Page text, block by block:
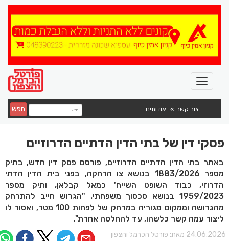
צור קשר אודותינו חפש
פסקי דין של בתי הדין הדתיים הדרוזיים
באתר בתי הדין הדתיים הדרוזיים, פורסם פסק דין חדש, בתיק
מספר 1883/2026 בנושא צו הרחקה, בפני בית הדין הדתי
הדרוזי, כבוד השופט השייח' כמאל קבלאן, ותיק מספר
1959/2023 בנושא סכסוך משפחתי. "הגרוש חייב להתרחק
מהגרושה וממקום מגוריה במרחק של לפחות 100 מטר, ואסור לו
ליצור עמה קשר כלשהו, עד להחלטה אחרת".
מאת: פורטל הכרמל והצפון